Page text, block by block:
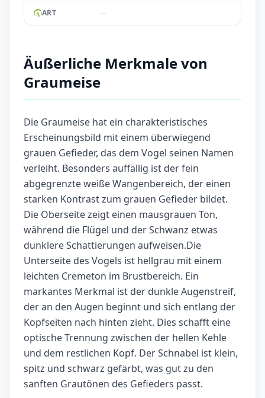
ART --
Äußerliche Merkmale von
Graumeise
Die Graumeise hat ein charakteristisches
Erscheinungsbild mit einem überwiegend
grauen Gefieder, das dem Vogel seinen Namen
verleiht. Besonders auffällig ist der fein
abgegrenzte weiße Wangenbereich, der einen
starken Kontrast zum grauen Gefieder bildet.
Die Oberseite zeigt einen mausgrauen Ton,
während die Flügel und der Schwanz etwas
dunklere Schattierungen aufweisen.Die
Unterseite des Vogels ist hellgrau mit einem
leichten Cremeton im Brustbereich. Ein
markantes Merkmal ist der dunkle Augenstreif,
der an den Augen beginnt und sich entlang der
Kopfseiten nach hinten zieht. Dies schafft eine
optische Trennung zwischen der hellen Kehle
und dem restlichen Kopf. Der Schnabel ist klein,
spitz und schwarz gefärbt, was gut zu den
sanften Grautönen des Gefieders passt.